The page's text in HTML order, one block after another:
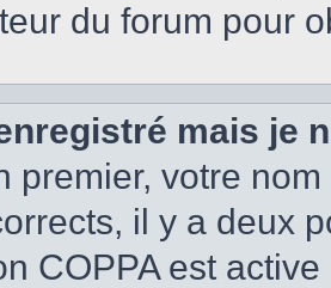
du forum pour
mais je
premier, votre
il y a deux
COPPA est